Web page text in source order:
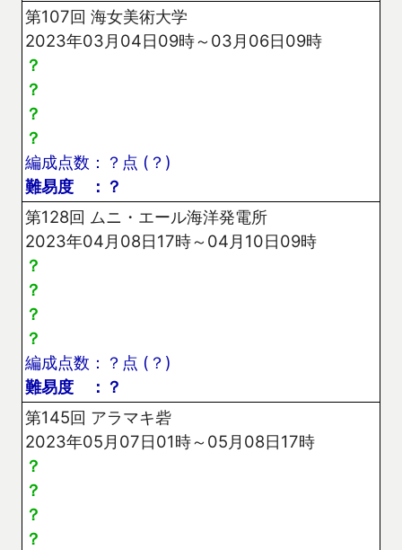
第107回 海女美術大学
2023年03月04日09時～03月06日09時
？
？
？
？
編成点数：？点 (？)
難易度 ：？
第128回 ムニ・エール海洋発電所
2023年04月08日17時～04月10日09時
？
？
？
？
編成点数：？点 (？)
難易度 ：？
第145回 アラマキ砦
2023年05月07日01時～05月08日17時
？
？
？
？